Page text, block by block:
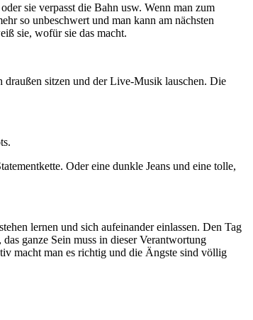
sie verpasst die Bahn usw. Wenn man zum
so unbeschwert und man kann am nächsten
sie, wofür sie das macht.
draußen sitzen und der Live-Musik lauschen. Die
Oder eine dunkle Jeans und eine tolle,
lernen und sich aufeinander einlassen. Den Tag
ganze Sein muss in dieser Verantwortung
macht man es richtig und die Ängste sind völlig